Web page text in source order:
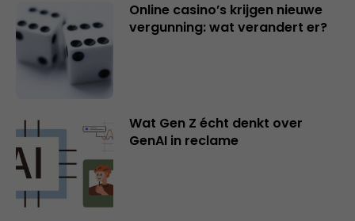
Online casino’s krijgen nieuwe
vergunning: wat verandert er?
Wat Gen Z écht denkt over
GenAI in reclame